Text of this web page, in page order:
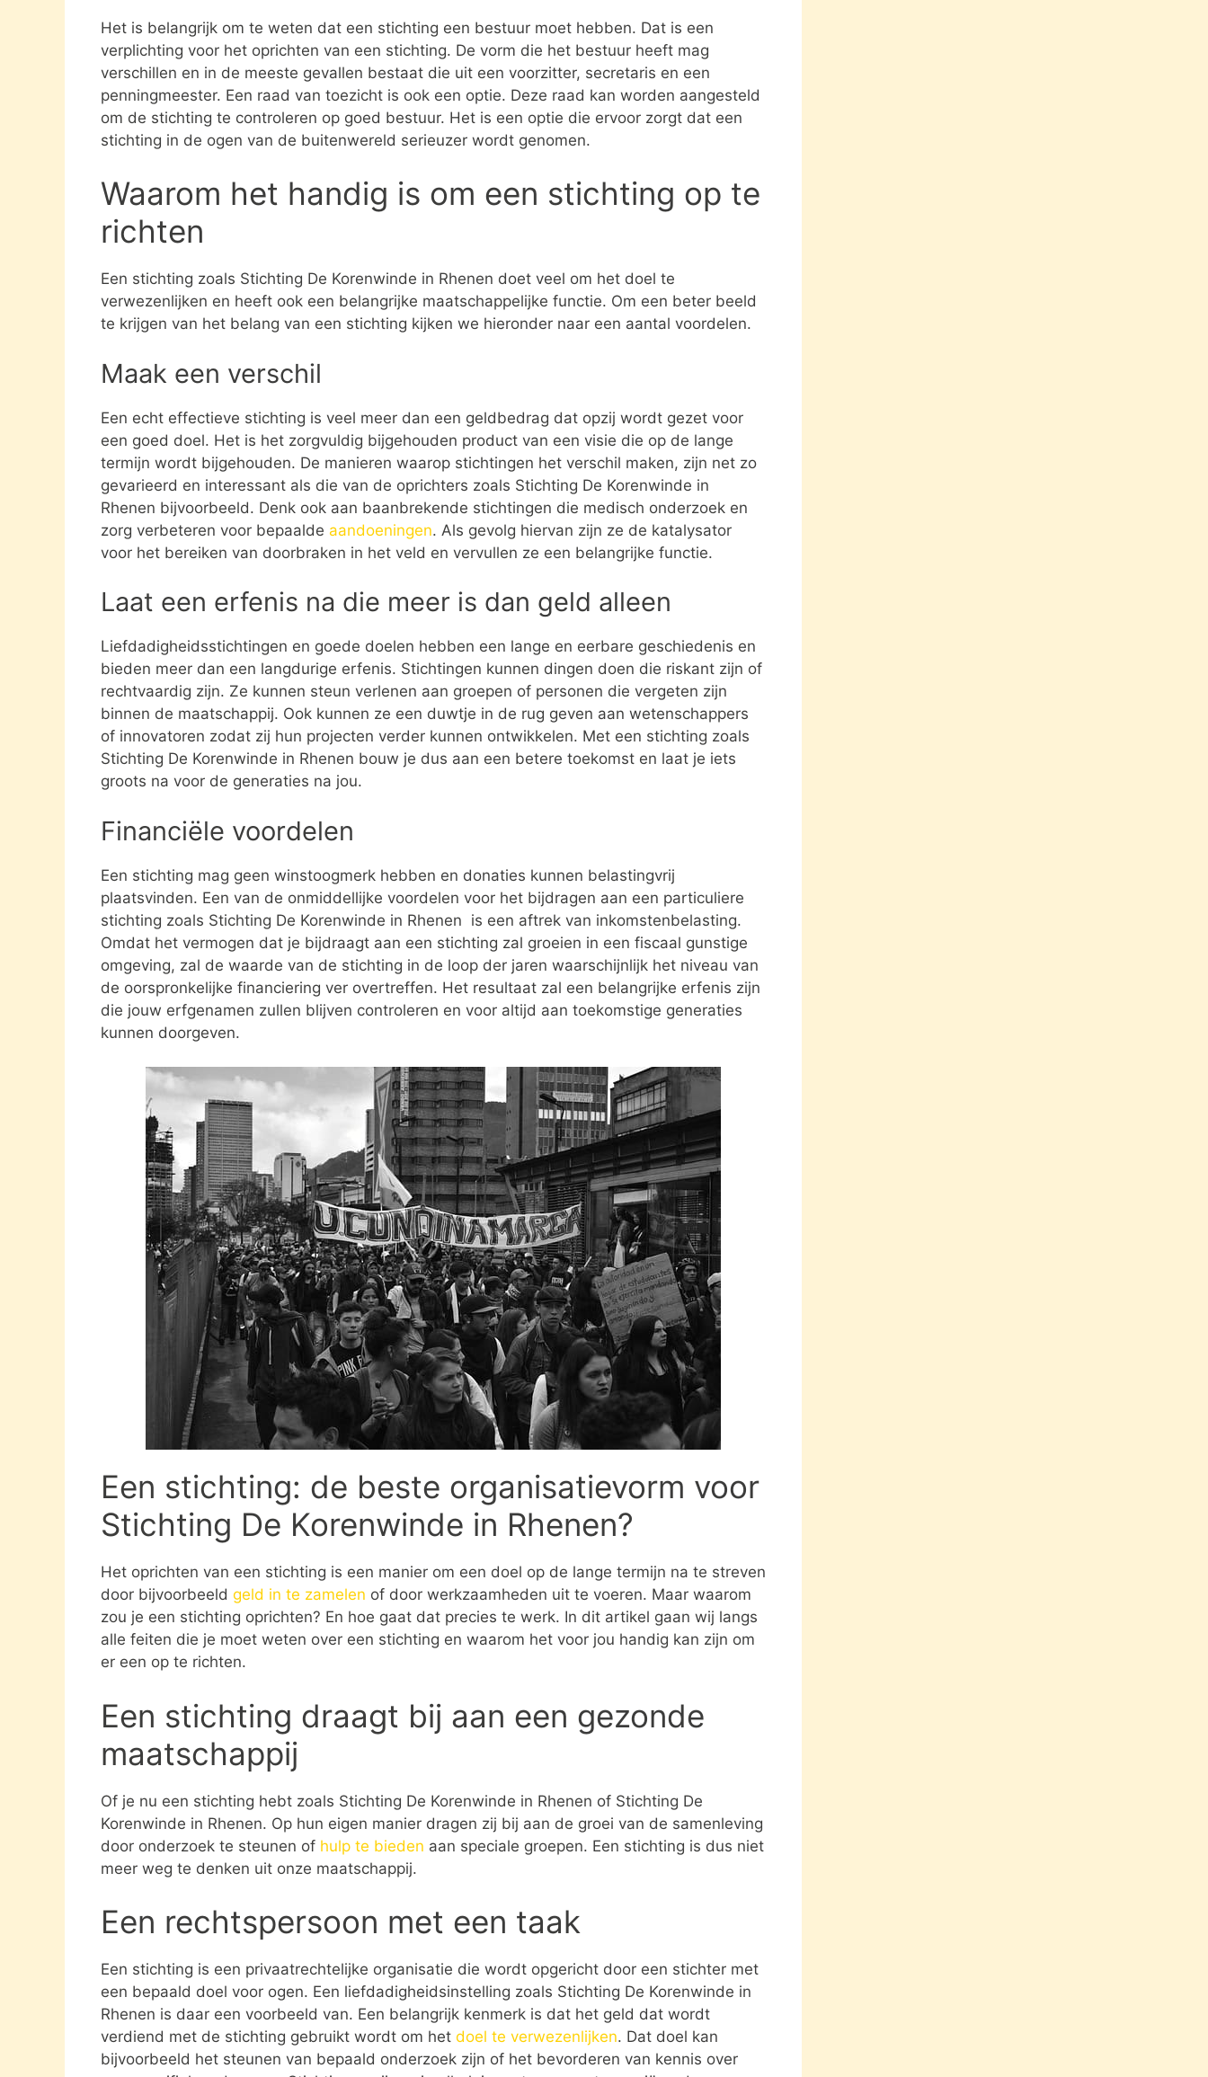
Het is belangrijk om te weten dat een stichting een bestuur moet hebben. Dat is een
verplichting voor het oprichten van een stichting. De vorm die het bestuur heeft mag
verschillen en in de meeste gevallen bestaat die uit een voorzitter, secretaris en een
penningmeester. Een raad van toezicht is ook een optie. Deze raad kan worden aangesteld
om de stichting te controleren op goed bestuur. Het is een optie die ervoor zorgt dat een
stichting in de ogen van de buitenwereld serieuzer wordt genomen.
Waarom het handig is om een stichting op te
richten
Een stichting zoals Stichting De Korenwinde in Rhenen doet veel om het doel te
verwezenlijken en heeft ook een belangrijke maatschappelijke functie. Om een beter beeld
te krijgen van het belang van een stichting kijken we hieronder naar een aantal voordelen.
Maak een verschil
Een echt effectieve stichting is veel meer dan een geldbedrag dat opzij wordt gezet voor
een goed doel. Het is het zorgvuldig bijgehouden product van een visie die op de lange
termijn wordt bijgehouden. De manieren waarop stichtingen het verschil maken, zijn net zo
gevarieerd en interessant als die van de oprichters zoals Stichting De Korenwinde in
Rhenen bijvoorbeeld. Denk ook aan baanbrekende stichtingen die medisch onderzoek en
zorg verbeteren voor bepaalde aandoeningen. Als gevolg hiervan zijn ze de katalysator
voor het bereiken van doorbraken in het veld en vervullen ze een belangrijke functie.
Laat een erfenis na die meer is dan geld alleen
Liefdadigheidsstichtingen en goede doelen hebben een lange en eerbare geschiedenis en
bieden meer dan een langdurige erfenis. Stichtingen kunnen dingen doen die riskant zijn of
rechtvaardig zijn. Ze kunnen steun verlenen aan groepen of personen die vergeten zijn
binnen de maatschappij. Ook kunnen ze een duwtje in de rug geven aan wetenschappers
of innovatoren zodat zij hun projecten verder kunnen ontwikkelen. Met een stichting zoals
Stichting De Korenwinde in Rhenen bouw je dus aan een betere toekomst en laat je iets
groots na voor de generaties na jou.
Financiële voordelen
Een stichting mag geen winstoogmerk hebben en donaties kunnen belastingvrij
plaatsvinden. Een van de onmiddellijke voordelen voor het bijdragen aan een particuliere
stichting zoals Stichting De Korenwinde in Rhenen is een aftrek van inkomstenbelasting.
Omdat het vermogen dat je bijdraagt aan een stichting zal groeien in een fiscaal gunstige
omgeving, zal de waarde van de stichting in de loop der jaren waarschijnlijk het niveau van
de oorspronkelijke financiering ver overtreffen. Het resultaat zal een belangrijke erfenis zijn
die jouw erfgenamen zullen blijven controleren en voor altijd aan toekomstige generaties
kunnen doorgeven.
Een stichting: de beste organisatievorm voor
Stichting De Korenwinde in Rhenen?
Het oprichten van een stichting is een manier om een doel op de lange termijn na te streven
door bijvoorbeeld geld in te zamelen of door werkzaamheden uit te voeren. Maar waarom
zou je een stichting oprichten? En hoe gaat dat precies te werk. In dit artikel gaan wij langs
alle feiten die je moet weten over een stichting en waarom het voor jou handig kan zijn om
er een op te richten.
Een stichting draagt bij aan een gezonde
maatschappij
Of je nu een stichting hebt zoals Stichting De Korenwinde in Rhenen of Stichting De
Korenwinde in Rhenen. Op hun eigen manier dragen zij bij aan de groei van de samenleving
door onderzoek te steunen of hulp te bieden aan speciale groepen. Een stichting is dus niet
meer weg te denken uit onze maatschappij.
Een rechtspersoon met een taak
Een stichting is een privaatrechtelijke organisatie die wordt opgericht door een stichter met
een bepaald doel voor ogen. Een liefdadigheidsinstelling zoals Stichting De Korenwinde in
Rhenen is daar een voorbeeld van. Een belangrijk kenmerk is dat het geld dat wordt
verdiend met de stichting gebruikt wordt om het doel te verwezenlijken. Dat doel kan
bijvoorbeeld het steunen van bepaald onderzoek zijn of het bevorderen van kennis over